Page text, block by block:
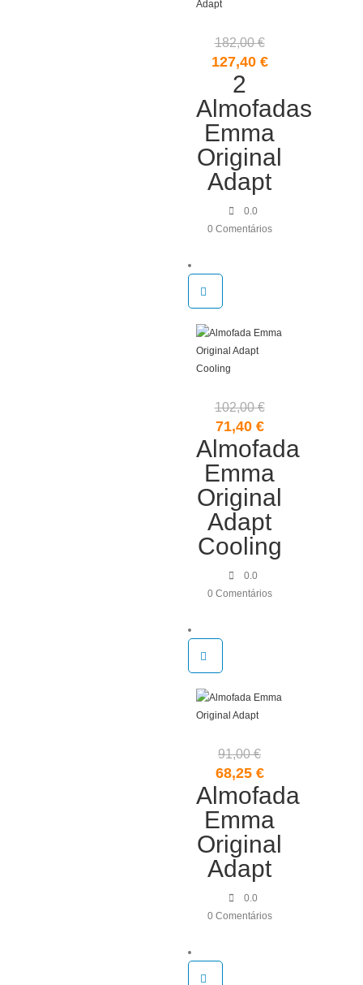
182,00€
O
preço
original
era:
182,00 €.
127,40 €
atual
é:
2
Almofadas
Emma
Original
Adapt
0.0
0 Comentários
102,00€
O
preço
original
era:
102,00 €.
71,40 €
preço
atual
é:
71,40 €.
Almofada
Emma
Original
Adapt
Cooling
0.0
0 Comentários
91,00€
O
preço
original
era:
91,00 €.
68,25 €
preço
atual
é:
68,25 €.
Almofada
Emma
Original
Adapt
0.0
0 Comentários